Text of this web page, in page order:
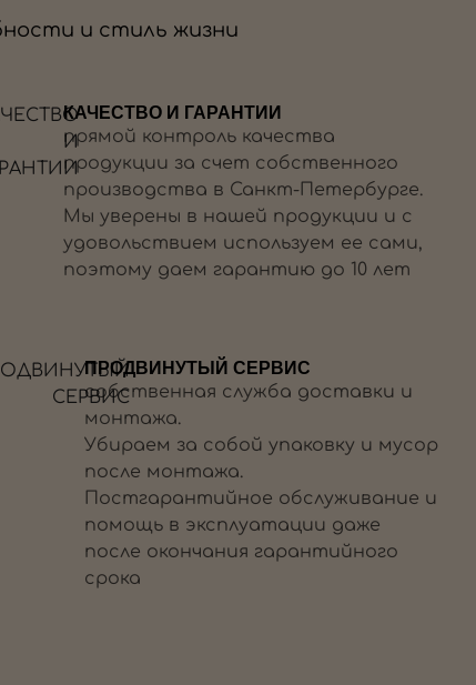
и стиль жизни
КАЧЕСТВО И ГАРАНТИИ
прямой контроль качества
продукции за счет собственного
производства в Санкт-Петербурге.
Мы уверены в нашей продукции и с
удовольствием используем ее сами,
поэтому даем гарантию до 10 лет
ПРОДВИНУТЫЙ СЕРВИС
собственная служба доставки и
монтажа.
Убираем за собой упаковку и мусор
после монтажа.
Постгарантийное обслуживание и
помощь в эксплуатации даже
после окончания гарантийного
срока